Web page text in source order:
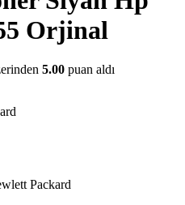
Orjinal
5.00 puan aldı
Packard